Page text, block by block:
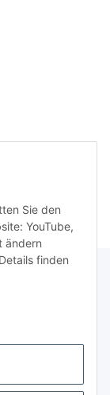
Sie den
YouTube,
ändern
finden